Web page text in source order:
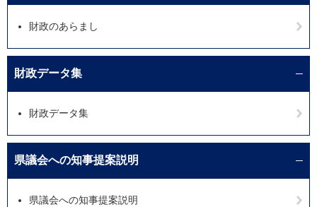
財政のあらまし
財政データ集
財政データ集
県議会への知事提案説明
県議会への知事提案説明